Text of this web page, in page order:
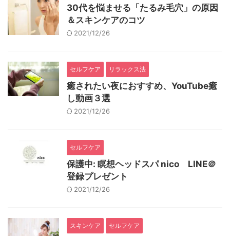
30代を悩ませる「たるみ毛穴」の原因
＆スキンケアのコツ
2021/12/26
セルフケア リラックス法
癒されたい夜におすすめ、YouTube癒
し動画３選
2021/12/26
セルフケア
保護中: 瞑想ヘッドスパ nico LINE＠
登録プレゼント
2021/12/26
スキンケア セルフケア